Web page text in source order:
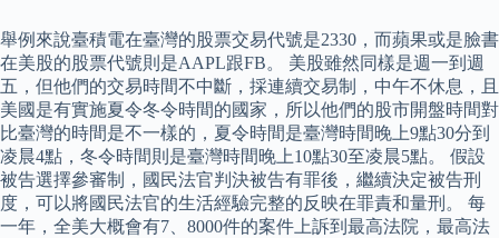
舉例來說臺積電在臺灣的股票交易代號是2330，而蘋果或是臉書
在美股的股票代號則是AAPL跟FB。 美股雖然同樣是週一到週
五，但他們的交易時間不中斷，採連續交易制，中午不休息，且
美國是有實施夏令冬令時間的國家，所以他們的股市開盤時間對
比臺灣的時間是不一樣的，夏令時間是臺灣時間晚上9點30分到
凌晨4點，冬令時間則是臺灣時間晚上10點30至凌晨5點。 假設
被告選擇參審制，國民法官判決被告有罪後，繼續決定被告刑
度，可以將國民法官的生活經驗完整的反映在罪責和量刑。 每
一年，全美大概會有7、8000件的案件上訴到最高法院，最高法